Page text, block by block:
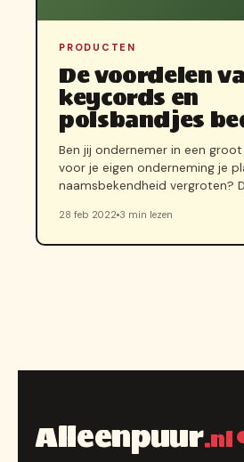
PRODUCTEN
De voordelen
keycords en
polsbandjes
Ben jij ondernemer in een
voor je eigen onderneming je
naamsbekendheid vergroten?
28 feb 2022 3 min lezen
Alleenpuur.nl